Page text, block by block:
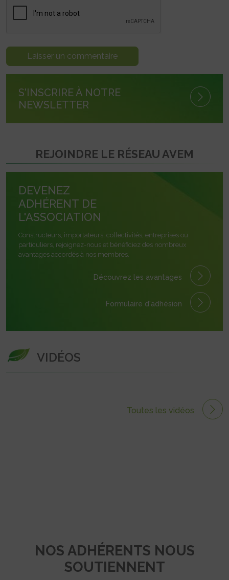
S'INSCRIRE À NOTRE
NEWSLETTER
REJOINDRE LE RÉSEAU AVEM
DEVENEZ
ADHÉRENT DE
L'ASSOCIATION
Constructeurs, importateurs, collectivités, entreprises ou
particuliers, rejoignez-nous et bénéficiez des nombreux
avantages accordés à nos membres.
Découvrez les avantages
Formulaire d'adhésion
VIDÉOS
Toutes les vidéos
NOS ADHÉRENTS NOUS
SOUTIENNENT